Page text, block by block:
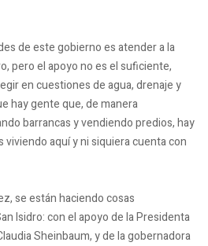
de este gobierno es atender a la
pero el apoyo no es el suficiente,
en cuestiones de agua, drenaje y
hay gente que, de manera
barrancas y vendiendo predios, hay
aquí y ni siquiera cuenta con
se están haciendo cosas
Isidro: con el apoyo de la Presidenta
Sheinbaum, y de la gobernadora